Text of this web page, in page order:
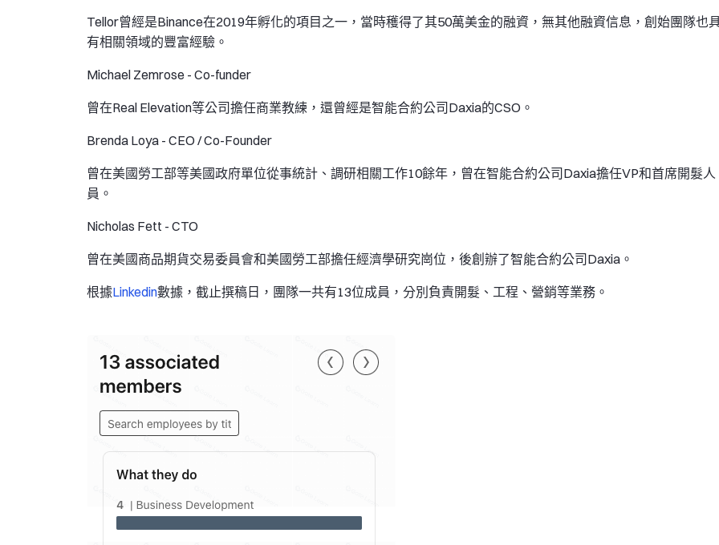
Tellor曾經是Binance在2019年孵化的項目之一，當時穫得了其50萬美金的融資，無其他融資信息，創始團隊也
有相關領域的豐富經驗。
Michael Zemrose - Co-funder
曾在Real Elevation等公司擔任商業教練，還曾經是智能合約公司Daxia的CSO。
Brenda Loya - CEO / Co-Founder
曾在美國勞工部等美國政府單位從事統計、調研相關工作10餘年，曾在智能合約公司Daxia擔任VP和首席開髮人
員。
Nicholas Fett - CTO
曾在美國商品期貨交易委員會和美國勞工部擔任經濟學研究崗位，後創辦了智能合約公司Daxia。
根據Linkedin數據，截止撰稿日，團隊一共有13位成員，分別負責開髮、工程、營銷等業務。